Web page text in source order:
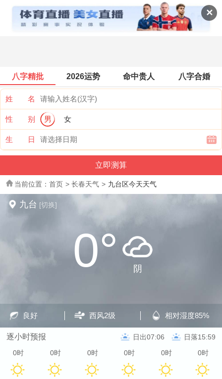
✕
全国天气
八字精批 2026运势 命中贵人 八字合婚
姓 名
性 别 男 女
生 日
当前位置： 首页 > 长春天气 > 九台区今天天气
九台 [切换]
0° 阴
良好 西风2级 相对湿度85%
逐小时预报 日出07:06 日落15:59
0时 0时 0时 0时 0时 0时